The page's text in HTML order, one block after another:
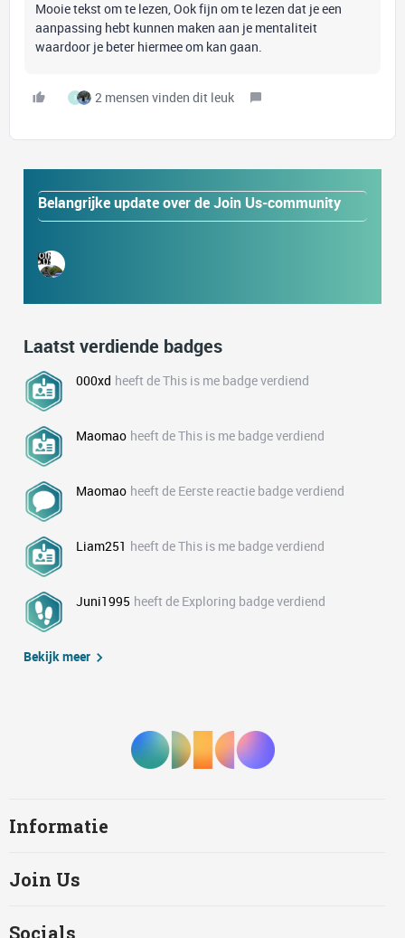
Mooie tekst om te lezen, Ook fijn om te lezen dat je een
aanpassing hebt kunnen maken aan je mentaliteit
waardoor je beter hiermee om kan gaan.
I 2 mensen vinden dit leuk
Belangrijke update over de Join Us-community
Laatst verdiende badges
000xd heeft de This is me badge verdiend
Maomao heeft de This is me badge verdiend
Maomao heeft de Eerste reactie badge verdiend
Liam251 heeft de This is me badge verdiend
Juni1995 heeft de Exploring badge verdiend
Bekijk meer
Informatie
Join Us
Socials